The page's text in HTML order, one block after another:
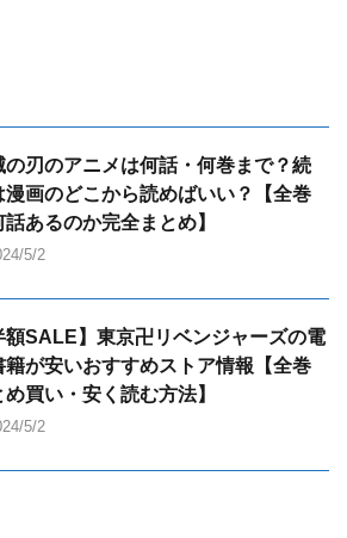
の刃のアニメは何話・何巻まで？続
漫画のどこから読めばいい？【全巻
話あるのか完全まとめ】
5/2
額SALE】東京卍リベンジャーズの電
籍が安いおすすめストア情報【全巻
め買い・安く読む方法】
5/2